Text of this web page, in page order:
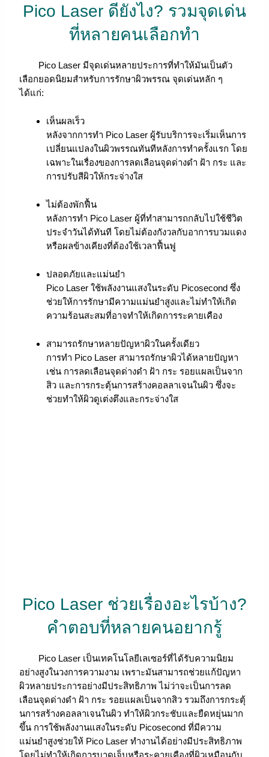
Pico Laser ดียังไง? รวมจุดเด่น
ที่หลายคนเลือกทำ
Pico Laser มีจุดเด่นหลายประการที่ทำให้มันเป็นตัว
เลือกยอดนิยมสำหรับการรักษาผิวพรรณ จุดเด่นหลัก ๆ
ได้แก่:
เห็นผลเร็ว
หลังจากการทำ Pico Laser ผู้รับบริการจะเริ่มเห็นการ
เปลี่ยนแปลงในผิวพรรณทันทีหลังการทำครั้งแรก โดย
เฉพาะในเรื่องของการลดเลือนจุดด่างดำ ฝ้า กระ และ
การปรับสีผิวให้กระจ่างใส
ไม่ต้องพักฟื้น
หลังการทำ Pico Laser ผู้ที่ทำสามารถกลับไปใช้ชีวิต
ประจำวันได้ทันที โดยไม่ต้องกังวลกับอาการบวมแดง
หรือผลข้างเคียงที่ต้องใช้เวลาฟื้นฟู
ปลอดภัยและแม่นยำ
Pico Laser ใช้พลังงานแสงในระดับ Picosecond ซึ่ง
ช่วยให้การรักษามีความแม่นยำสูงและไม่ทำให้เกิด
ความร้อนสะสมที่อาจทำให้เกิดการระคายเคือง
สามารถรักษาหลายปัญหาผิวในครั้งเดียว
การทำ Pico Laser สามารถรักษาผิวได้หลายปัญหา
เช่น การลดเลือนจุดด่างดำ ฝ้า กระ รอยแผลเป็นจาก
สิว และการกระตุ้นการสร้างคอลลาเจนในผิว ซึ่งจะ
ช่วยทำให้ผิวดูเต่งตึงและกระจ่างใส
Pico Laser ช่วยเรื่องอะไรบ้าง?
คำตอบที่หลายคนอยากรู้
Pico Laser เป็นเทคโนโลยีเลเซอร์ที่ได้รับความนิยม
อย่างสูงในวงการความงาม เพราะมันสามารถช่วยแก้ปัญหา
ผิวหลายประการอย่างมีประสิทธิภาพ ไม่ว่าจะเป็นการลด
เลือนจุดด่างดำ ฝ้า กระ รอยแผลเป็นจากสิว รวมถึงการกระตุ้
นการสร้างคอลลาเจนในผิว ทำให้ผิวกระชับและยืดหยุ่นมาก
ขึ้น การใช้พลังงานแสงในระดับ Picosecond ที่มีความ
แม่นยำสูงช่วยให้ Pico Laser ทำงานได้อย่างมีประสิทธิภาพ